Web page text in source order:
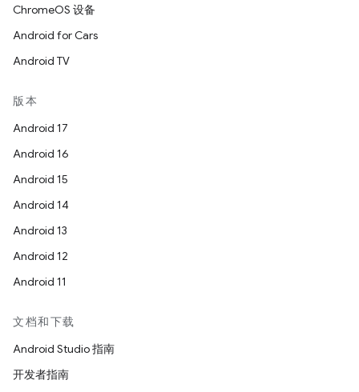
ChromeOS 设备
Android for Cars
Android TV
版本
Android 17
Android 16
Android 15
Android 14
Android 13
Android 12
Android 11
文档和下载
Android Studio 指南
开发者指南